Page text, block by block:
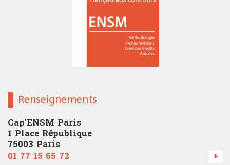
Renseignements
Cap'ENSM Paris
1 Place République
75003 Paris
01 77 15 65 72
+